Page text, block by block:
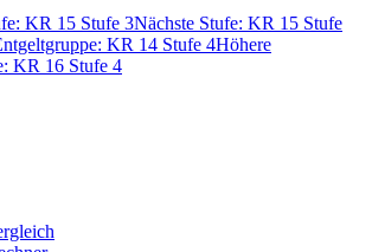
KR 15 Stufe 3Nächste Stufe: KR 15 Stufe
KR 14 Stufe 4Höhere
KR 16 Stufe 4